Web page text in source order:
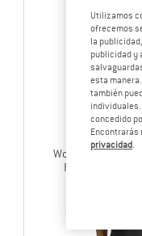
Women's Nano-
Pantalones de
Utilizamos
ofrecemos
la
publicidad y
esta manera.
también
individuales.
concedido
Encontrarás
privacidad.